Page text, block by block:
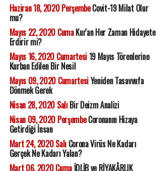
Haziran 18, 2020 PerşembeCovit-19 Milat Olur
mu?
Mayıs 22, 2020 CumaKur'an Her Zaman Hidayete
Erdirir mi?
Mayıs 16, 2020 Cumartesi19 Mayıs Törenlerine
Kurban Edilen Bir Nesil
Mayıs 09, 2020 CumartesiYeniden Tasavvufa
Dönmek Gerek
Nisan 28, 2020 SalıBir Deizm Analizi
Nisan 09, 2020 PerşembeCoronanın Hizaya
Getirdiği İnsan
Mart 24, 2020 SalıCorona Virüs Ne Kadarı
Gerçek Ne Kadarı Yalan?
Mart 06, 2020 CumaİDLİB ve RİYAKÂRLIK